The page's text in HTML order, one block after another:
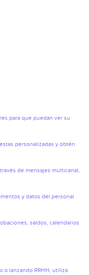
para que puedan ver su
personalizadas y obtén
de mensajes multicanal,
y datos del personal
saldos, calendarios
o lanzando RRHH, utiliza